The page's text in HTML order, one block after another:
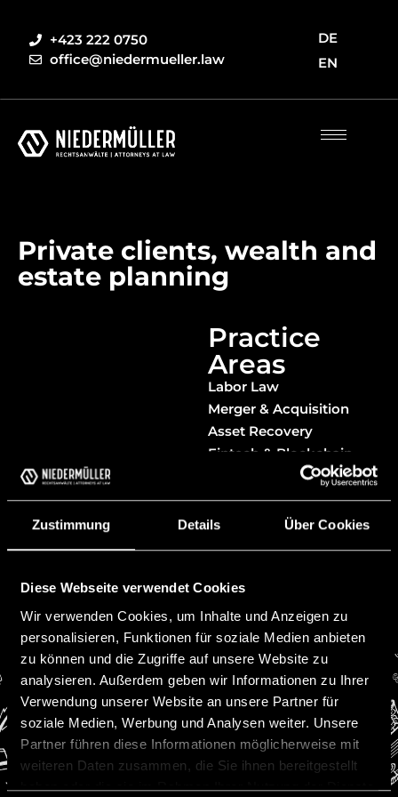
Zustimmung Details Über Cookies
Diese Webseite verwendet Cookies
Wir verwenden Cookies, um Inhalte und Anzeigen zu
personalisieren, Funktionen für soziale Medien anbieten
zu können und die Zugriffe auf unsere Website zu
analysieren. Außerdem geben wir Informationen zu Ihrer
Verwendung unserer Website an unsere Partner für
soziale Medien, Werbung und Analysen weiter. Unsere
Partner führen diese Informationen möglicherweise mit
weiteren Daten zusammen, die Sie ihnen bereitgestellt
haben oder die sie im Rahmen Ihrer Nutzung der Dienste
+423 222 0750
office@niedermueller.law
DE
EN
Private clients, wealth and
estate planning
Practice
Areas
Labor Law
Merger & Acquisition
Asset Recovery
Fintech & Blockchain
White Collar Crime
Liability Law
Investor Proceedings
Contact
Niedermüller Attorneys at Law